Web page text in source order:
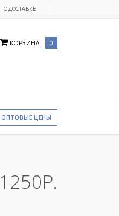
О ДОСТАВКЕ
КОРЗИНА 0
ОПТОВЫЕ ЦЕНЫ
1250Р.